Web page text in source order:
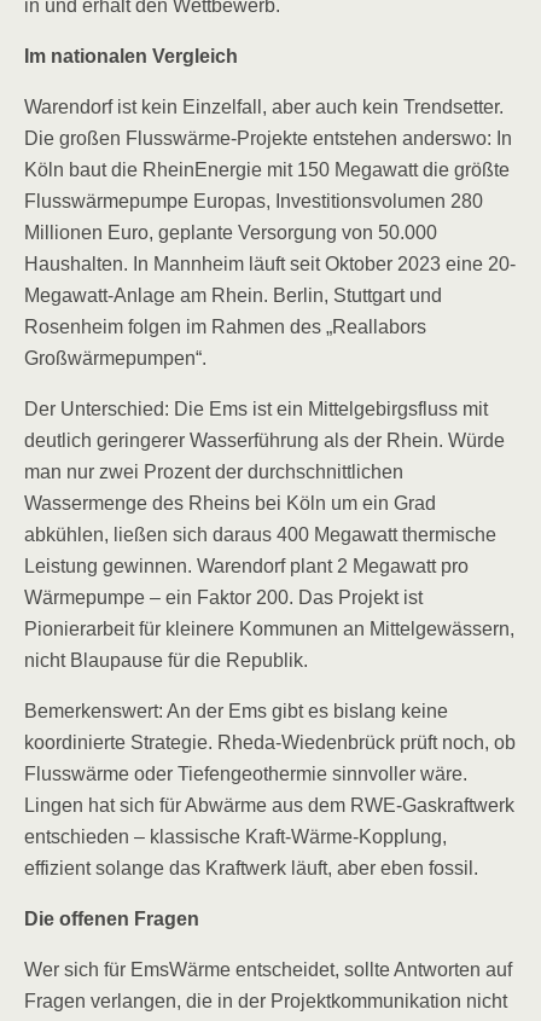
in und erhält den Wettbewerb.
Im nationalen Vergleich
Warendorf ist kein Einzelfall, aber auch kein Trendsetter.
Die großen Flusswärme-Projekte entstehen anderswo: In
Köln baut die RheinEnergie mit 150 Megawatt die größte
Flusswärmepumpe Europas, Investitionsvolumen 280
Millionen Euro, geplante Versorgung von 50.000
Haushalten. In Mannheim läuft seit Oktober 2023 eine 20-
Megawatt-Anlage am Rhein. Berlin, Stuttgart und
Rosenheim folgen im Rahmen des „Reallabors
Großwärmepumpen“.
Der Unterschied: Die Ems ist ein Mittelgebirgsfluss mit
deutlich geringerer Wasserführung als der Rhein. Würde
man nur zwei Prozent der durchschnittlichen
Wassermenge des Rheins bei Köln um ein Grad
abkühlen, ließen sich daraus 400 Megawatt thermische
Leistung gewinnen. Warendorf plant 2 Megawatt pro
Wärmepumpe – ein Faktor 200. Das Projekt ist
Pionierarbeit für kleinere Kommunen an Mittelgewässern,
nicht Blaupause für die Republik.
Bemerkenswert: An der Ems gibt es bislang keine
koordinierte Strategie. Rheda-Wiedenbrück prüft noch, ob
Flusswärme oder Tiefengeothermie sinnvoller wäre.
Lingen hat sich für Abwärme aus dem RWE-Gaskraftwerk
entschieden – klassische Kraft-Wärme-Kopplung,
effizient solange das Kraftwerk läuft, aber eben fossil.
Die offenen Fragen
Wer sich für EmsWärme entscheidet, sollte Antworten auf
Fragen verlangen, die in der Projektkommunikation nicht